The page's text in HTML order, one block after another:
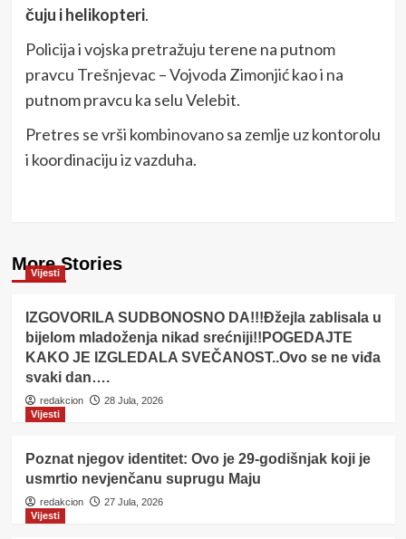
čuju i helikopteri.
Policija i vojska pretražuju terene na putnom
pravcu Trešnjevac – Vojvoda Zimonjić kao i na
putnom pravcu ka selu Velebit.
Pretres se vrši kombinovano sa zemlje uz kontorolu
i koordinaciju iz vazduha.
More Stories
Vijesti
IZGOVORILA SUDBONOSNO DA!!!Đžejla zablisala u
bijelom mladoženja nikad srećniji!!POGEDAJTE
KAKO JE IZGLEDALA SVEČANOST..Ovo se ne viđa
svaki dan….
redakcion
28 Jula, 2026
Vijesti
Poznat njegov identitet: Ovo je 29-godišnjak koji je
usmrtio nevjenčanu suprugu Maju
redakcion
27 Jula, 2026
Vijesti